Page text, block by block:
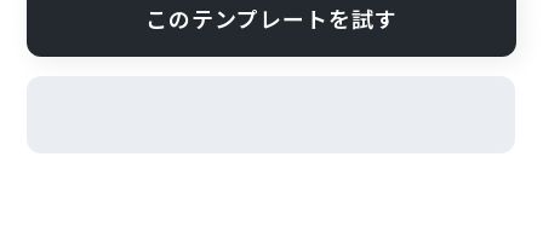
このテンプレートを試す